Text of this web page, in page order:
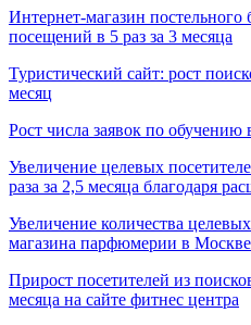
Интернет-магазин постельного
посещений в 5 раз за 3 месяца
Туристический сайт: рост
месяц
Рост числа заявок по обучению
Увеличение целевых
раза за 2,5 месяца благодаря
Увеличение количества
магазина парфюмерии в Москве
Прирост посетителей из
месяца на сайте фитнес центра